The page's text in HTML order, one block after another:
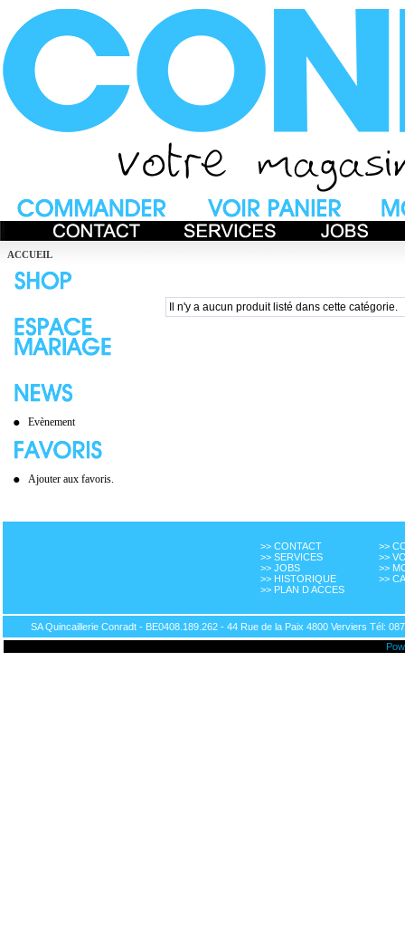
ACCUEIL
Evènement
Ajouter aux favoris.
Il n'y a aucun produit listé dans cette catégorie.
>> CONTACT
>> SERVICES
>> JOBS
>> HISTORIQUE
>> PLAN D ACCES
>>
>>
>>
>>
SA Quincaillerie Conradt - BE0408.189.262 - 44 Rue de la Paix 4800 Verviers Tél: